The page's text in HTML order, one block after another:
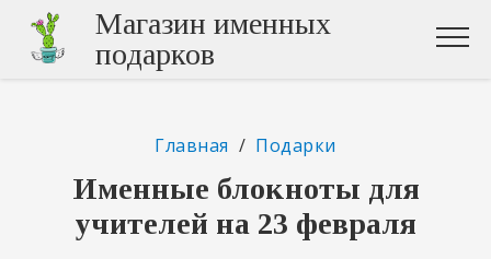
Магазин именных
подарков
Главная / Подарки
Именные блокноты для
учителей на 23 февраля